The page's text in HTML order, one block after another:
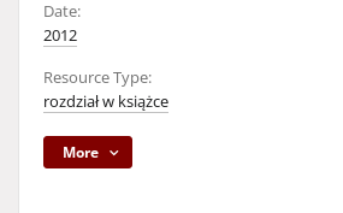
Date:
2012
Resource Type:
rozdział w książce
More